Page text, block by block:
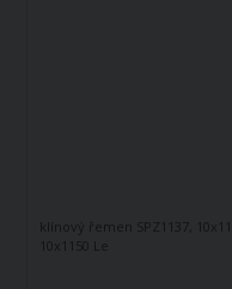
klínový řemen SPZ1137,
10x1150 Le